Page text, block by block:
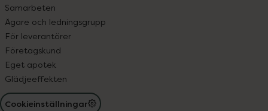
Samarbeten
Ägare och ledningsgrupp
För leverantörer
Företagskund
Eget apotek
Glädjeeffekten
Cookieinställningar